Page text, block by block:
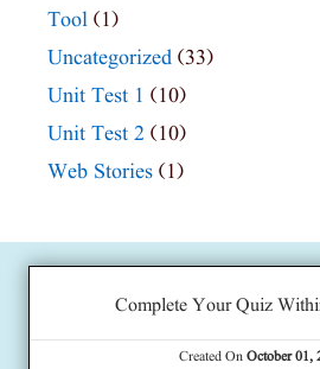
Tool (1)
Uncategorized (33)
Unit Test 1 (10)
Unit Test 2 (10)
Web Stories (1)
Complete Your Quiz
Created OnOctober 01,